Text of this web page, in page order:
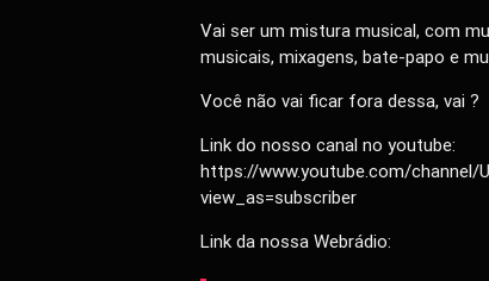
Vai ser um mistura musical, com
musicais, mixagens, bate-papo e
Você não vai ficar fora dessa, vai ?
Link do nosso canal no youtube:
https://www.youtube.com/channel/
view_as=subscriber
Link da nossa Webrádio: